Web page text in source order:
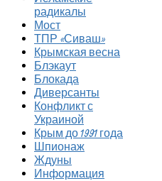
радикалы
Мост
ТПР «Сиваш»
Крымская весна
Блэкаут
Блокада
Диверсанты
Конфликт с
Украиной
Крым до 1991 года
Шпионаж
Ждуны
Информация